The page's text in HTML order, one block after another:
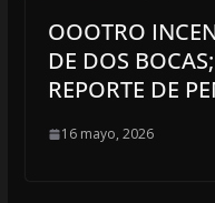
OOOTRO
DE DOS
REPORTE DE
16 mayo, 2026